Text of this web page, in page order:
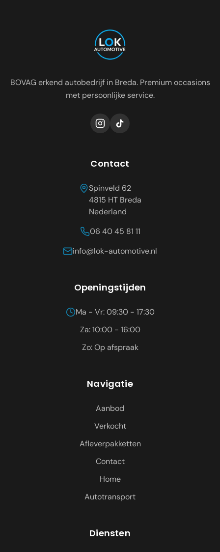
BOVAG erkend autobedrijf in Breda. Premium occasions
met persoonlijke service.
Contact
Spinveld 62
4815 HT Breda
Nederland
06 40 45 81 11
info@lok-automotive.nl
Openingstijden
Ma - Vr: 09:30 - 17:30
Za: 10:00 - 16:00
Zo: Op afspraak
Navigatie
Aanbod
Verkocht
Afleverpakketten
Contact
Home
Autotransport
Diensten